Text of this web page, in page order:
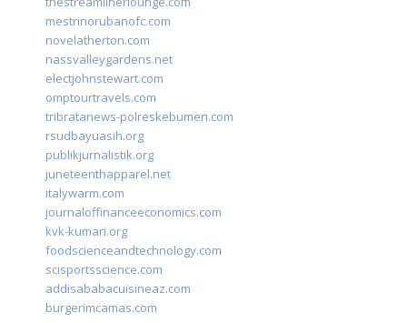
mestrinorubanofc.com
novelatherton.com
nassvalleygardens.net
electjohnstewart.com
omptourtravels.com
tribratanews-polreskebumen.com
rsudbayuasih.org
publikjurnalistik.org
juneteenthapparel.net
italywarm.com
journaloffinanceeconomics.com
kvk-kumari.org
foodscienceandtechnology.com
scisportsscience.com
addisababacuisineaz.com
burgerimcamas.com